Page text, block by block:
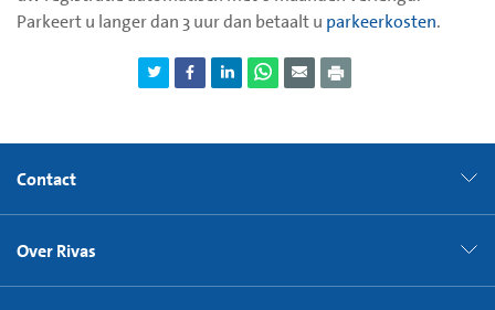
Parkeert u langer dan 3 uur dan betaalt u parkeerkosten.
Contact
Over Rivas